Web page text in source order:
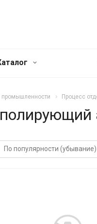
промышленности Процесс